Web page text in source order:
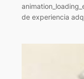
de experiencia